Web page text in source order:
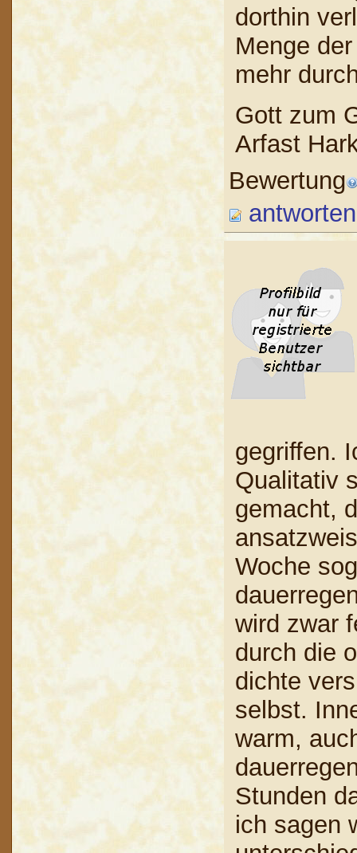
dorthin
Menge
mehr
Gott zum
Arfast
Bewertung
antworten
gegriffen.
Qualitativ
gemacht,
Woche
wird zwar
durch die
dichte
selbst.
warm,
Stunden
ich sagen